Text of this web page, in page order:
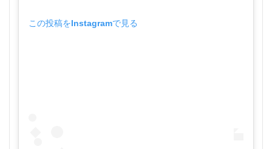
この投稿をInstagramで見る